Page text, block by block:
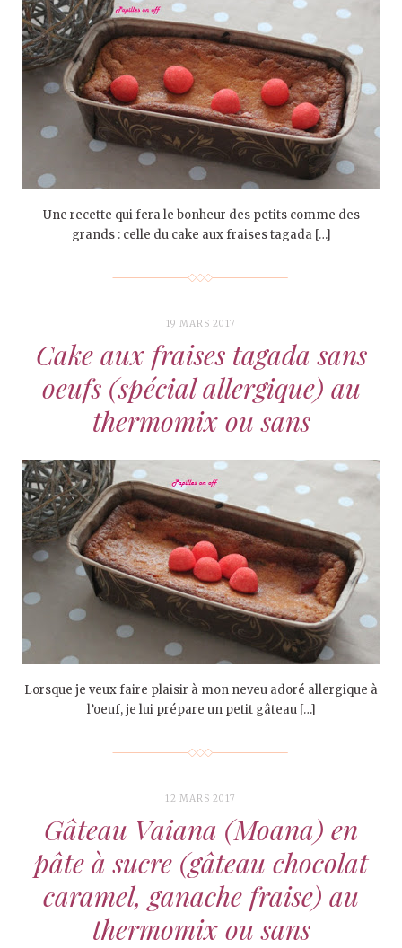
Une recette qui fera le bonheur des petits comme des
grands : celle du cake aux fraises tagada […]
19 MARS 2017
Cake aux fraises tagada sans
oeufs (spécial allergique) au
thermomix ou sans
Lorsque je veux faire plaisir à mon neveu adoré allergique à
l’oeuf, je lui prépare un petit gâteau […]
12 MARS 2017
Gâteau Vaiana (Moana) en
pâte à sucre (gâteau chocolat
caramel, ganache fraise) au
thermomix ou sans